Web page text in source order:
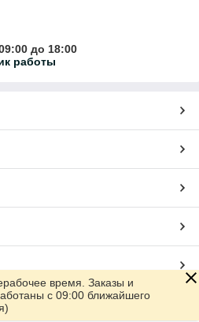
до 18:00
работы
время. Заказы и
с 09:00 ближайшего